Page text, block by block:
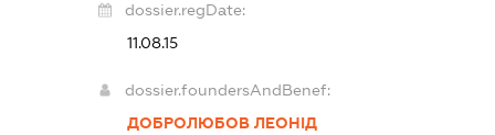
dossier.regDate:
11.08.15
dossier.foundersAndBenef:
ДОБРОЛЮБОВ ЛЕОНІД